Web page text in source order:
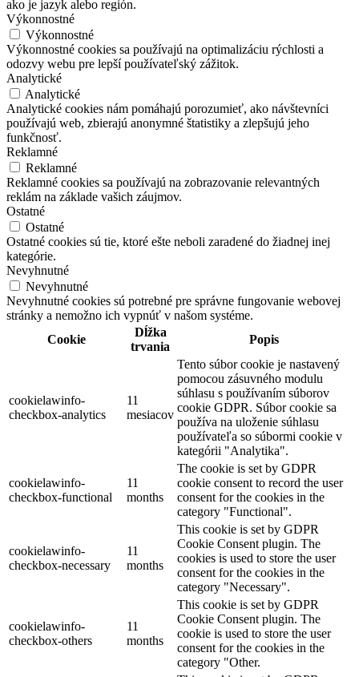
ako je jazyk alebo región.
Výkonnostné
Výkonnostné
Výkonnostné cookies sa používajú na optimalizáciu rýchlosti a
odozvy webu pre lepší používateľský zážitok.
Analytické
Analytické
Analytické cookies nám pomáhajú porozumieť, ako návštevníci
používajú web, zbierajú anonymné štatistiky a zlepšujú jeho
funkčnosť.
Reklamné
Reklamné
Reklamné cookies sa používajú na zobrazovanie relevantných
reklám na základe vašich záujmov.
Ostatné
Ostatné
Ostatné cookies sú tie, ktoré ešte neboli zaradené do žiadnej inej
kategórie.
Nevyhnutné
Nevyhnutné
Nevyhnutné cookies sú potrebné pre správne fungovanie webovej
stránky a nemožno ich vypnúť v našom systéme.
Cookie
Dĺžka
trvania
Popis
cookielawinfo-
checkbox-analytics
11
mesiacov
Tento súbor cookie je nastavený
pomocou zásuvného modulu
súhlasu s používaním súborov
cookie GDPR. Súbor cookie sa
používa na uloženie súhlasu
používateľa so súbormi cookie v
kategórii "Analytika".
cookielawinfo-
checkbox-functional
11
months
The cookie is set by GDPR
cookie consent to record the user
consent for the cookies in the
category "Functional".
cookielawinfo-
checkbox-necessary
11
months
This cookie is set by GDPR
Cookie Consent plugin. The
cookies is used to store the user
consent for the cookies in the
category "Necessary".
cookielawinfo-
checkbox-others
11
months
This cookie is set by GDPR
Cookie Consent plugin. The
cookie is used to store the user
consent for the cookies in the
category "Other.